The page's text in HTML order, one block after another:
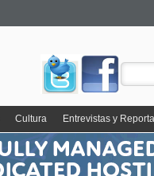
Cultura Entrevistas y